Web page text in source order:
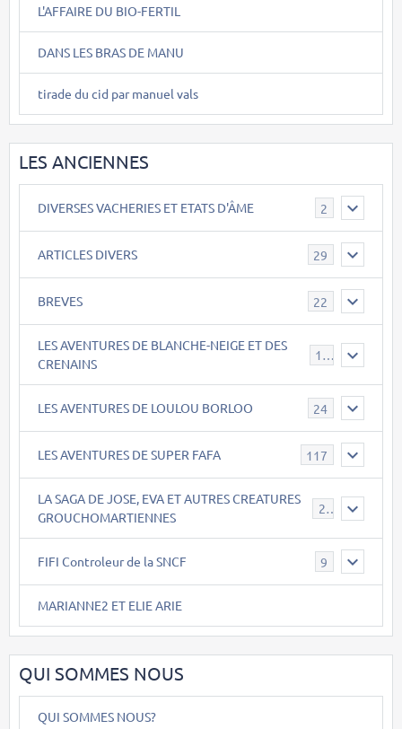
L'AFFAIRE DU BIO-FERTIL
DANS LES BRAS DE MANU
tirade du cid par manuel vals
LES ANCIENNES
DIVERSES VACHERIES ET ETATS D'ÂME 2
ARTICLES DIVERS 29
BREVES 22
LES AVENTURES DE BLANCHE-NEIGE ET DES
CRENAINS
17
LES AVENTURES DE LOULOU BORLOO 24
LES AVENTURES DE SUPER FAFA 117
LA SAGA DE JOSE, EVA ET AUTRES CREATURES
GROUCHOMARTIENNES
26
FIFI Controleur de la SNCF 9
MARIANNE2 ET ELIE ARIE
QUI SOMMES NOUS
QUI SOMMES NOUS?